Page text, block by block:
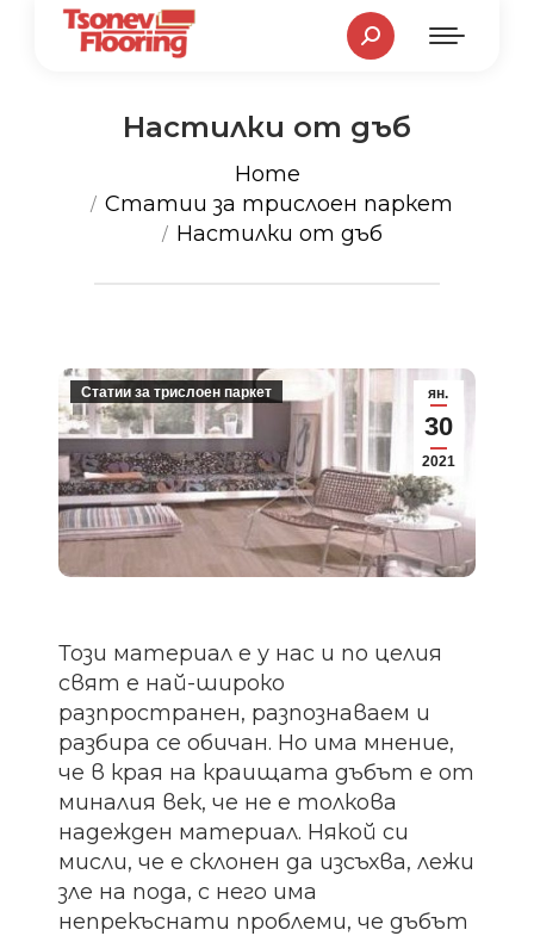
Search:
Настилки от дъб
Home
Статии за трислоен паркет
Настилки от дъб
ян.
30
2021
Статии за трислоен паркет
Този материал е у нас и по целия
свят е най-широко
разпространен, разпознаваем и
разбира се обичан. Но има мнение,
че в края на краищата дъбът е от
миналия век, че не е толкова
надежден материал. Някой си
мисли, че е склонен да изсъхва, лежи
зле на пода, с него има
непрекъснати проблеми, че дъбът